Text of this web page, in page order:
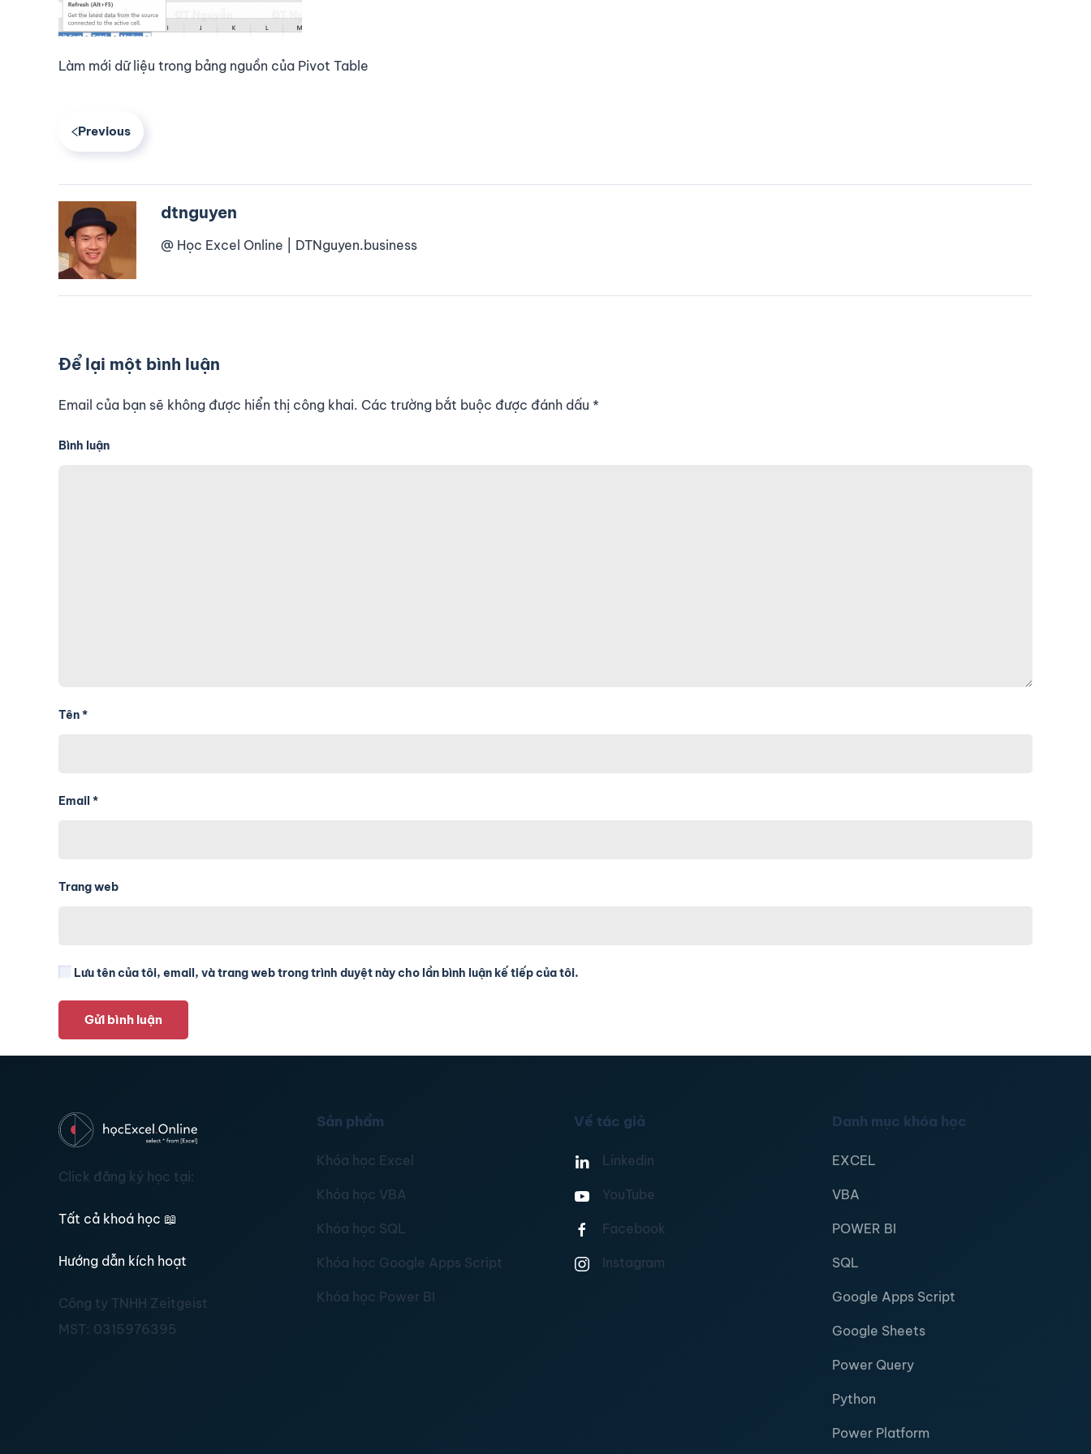
Làm mới dữ liệu trong bảng nguồn của Pivot Table
Previous
dtnguyen
@ Học Excel Online | DTNguyen.business
Để lại một bình luận
Email của bạn sẽ không được hiển thị công khai. Các trường bắt buộc được đánh dấu *
Bình luận
Tên*
Email *
Trang web
Lưu tên của tôi, email, và trang web trong trình duyệt này cho lần bình luận kế tiếp của tôi.
Gửi bình luận
Click đăng ký học tại:
Tất cả khoá học 📖
Hướng dẫn kích hoạt
Công ty TNHH Zeitgeist
MST: 0315976395
Sản phẩm
Khóa học Excel
Khóa học VBA
Khóa học SQL
Khóa học Google Apps Script
Khóa học Power BI
Về tác giả
Linkedin
YouTube
Facebook
Instagram
Danh mục khóa học
EXCEL
VBA
POWER BI
SQL
Google Apps Script
Google Sheets
Power Query
Python
Power Platform